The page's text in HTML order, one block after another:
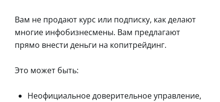
Вам не продают курс или подписку, как делают
многие инфобизнесмены. Вам предлагают
прямо внести деньги на копитрейдинг.
Это может быть:
Неофициальное доверительное управление,